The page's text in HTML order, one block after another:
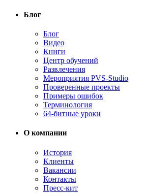
Блог
Блог
Видео
Книги
Центр обучений
Развлечения
Мероприятия PVS-Studio
Проверенные проекты
Примеры ошибок
Терминология
64-битные уроки
О компании
История
Клиенты
Вакансии
Контакты
Пресс-кит